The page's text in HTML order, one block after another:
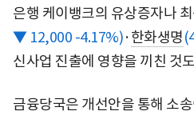
은행 케이뱅크의 유상증자나
▼ 12,000 -4.17%)·한화생명
신사업 진출에 영향을 끼친 것
금융당국은 개선안을 통해 소